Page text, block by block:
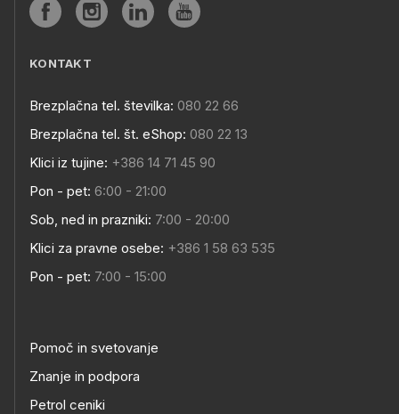
KONTAKT
Brezplačna tel. številka: 080 22 66
Brezplačna tel. št. eShop: 080 22 13
Klici iz tujine: +386 14 71 45 90
Pon - pet: 6:00 - 21:00
Sob, ned in prazniki: 7:00 - 20:00
Klici za pravne osebe: +386 1 58 63 535
Pon - pet: 7:00 - 15:00
Pomoč in svetovanje
Znanje in podpora
Petrol ceniki